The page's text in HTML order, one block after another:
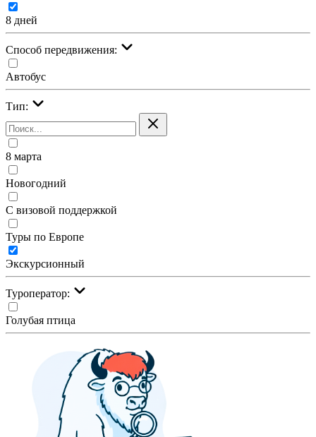
8 дней
Cпособ передвижения:
Автобус
Тип:
8 марта
Новогодний
С визовой поддержкой
Туры по Европе
Экскурсионный
Туроператор:
Голубая птица